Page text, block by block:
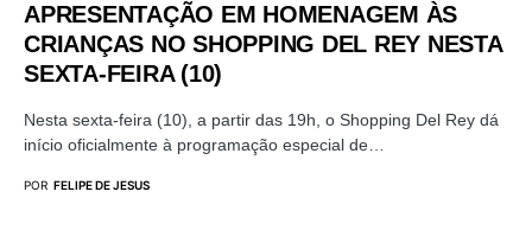
APRESENTAÇÃO EM HOMENAGEM ÀS
CRIANÇAS NO SHOPPING DEL REY NESTA
SEXTA-FEIRA (10)
Nesta sexta-feira (10), a partir das 19h, o Shopping Del Rey dá
início oficialmente à programação especial de…
POR FELIPE DE JESUS